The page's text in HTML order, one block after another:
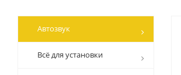
Автозвук
Всё для установки